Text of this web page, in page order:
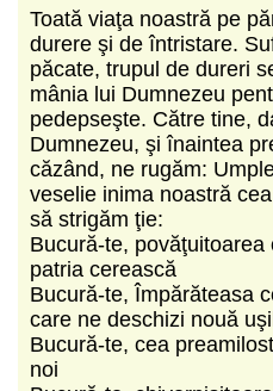
Toată viaţa noastră pe
durere şi de întristare.
păcate, trupul de dureri
mânia lui Dumnezeu
pedepseşte. Către tine,
Dumnezeu, şi înaintea
căzând, ne rugăm:
veselie inima noastră
să strigăm ţie:
Bucură-te,
patria cerească
Bucură-te, Împărăteasa
care ne deschizi nouă
Bucură-te, cea
noi